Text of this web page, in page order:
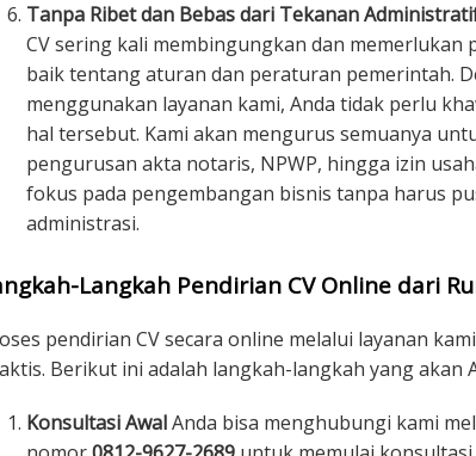
Tanpa Ribet dan Bebas dari Tekanan
CV sering kali membingungkan dan memerlukan
baik tentang aturan dan peraturan pemerintah.
menggunakan layanan kami, Anda tidak perlu
hal tersebut. Kami akan mengurus semuanya
pengurusan akta notaris, NPWP, hingga izin
fokus pada pengembangan bisnis tanpa harus
administrasi.
Langkah Pendirian CV Online dari
pendirian CV secara online melalui layanan
Berikut ini adalah langkah-langkah yang akan
Konsultasi AwalAnda bisa menghubungi kami